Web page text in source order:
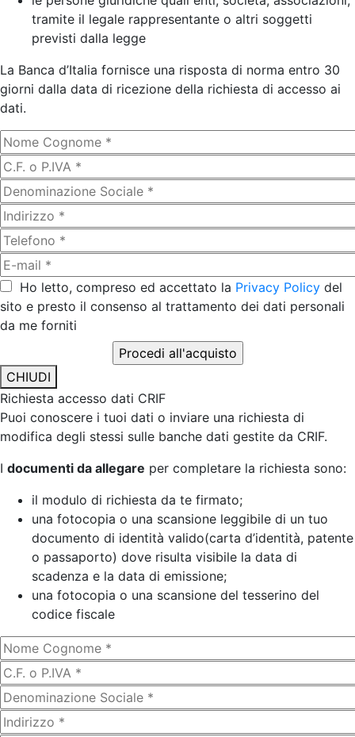
tramite il legale rappresentante o altri soggetti
previsti dalla legge
La Banca d’Italia fornisce una risposta di norma entro 30
giorni dalla data di ricezione della richiesta di accesso ai
dati.
Ho letto, compreso ed accettato la Privacy Policy del
sito e presto il consenso al trattamento dei dati personali
da me forniti
CHIUDI
Richiesta accesso dati CRIF
Puoi conoscere i tuoi dati o inviare una richiesta di
modifica degli stessi sulle banche dati gestite da CRIF.
I documenti da allegare per completare la richiesta sono:
il modulo di richiesta da te firmato;
una fotocopia o una scansione leggibile di un tuo
documento di identità valido(carta d’identità, patente
o passaporto) dove risulta visibile la data di
scadenza e la data di emissione;
una fotocopia o una scansione del tesserino del
codice fiscale